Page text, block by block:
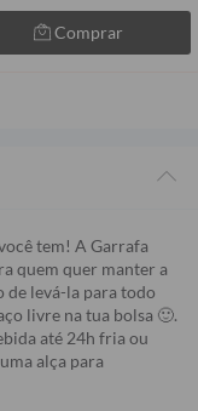
Comprar
tem! A Garrafa
quem quer manter a
de levá-la para todo
livre na tua bolsa 🙂.
até 24h fria ou
alça para